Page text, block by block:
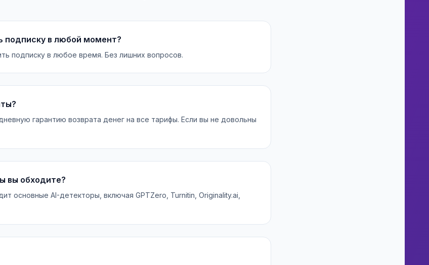
подписку в любой момент?
подписку в любое время. Без лишних вопросов.
гарантию возврата денег на все тарифы. Если вы не довольны
вы обходите?
основные AI-детекторы, включая GPTZero, Turnitin, Originality.ai,